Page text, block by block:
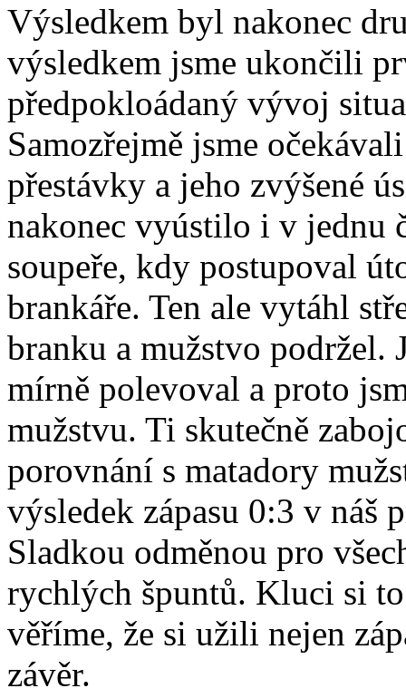
Výsledkem byl nakonec
výsledkem jsme ukončili
předpokloádaný vývoj
Samozřejmě jsme
přestávky a jeho zvýšené
nakonec vyústilo i v jednu
soupeře, kdy postupoval
brankáře. Ten ale vytáhl
branku a mužstvo podržel.
mírně polevoval a proto
mužstvu. Ti skutečně
porovnání s matadory
výsledek zápasu 0:3 v náš
Sladkou odměnou pro
rychlých špuntů. Kluci si
věříme, že si užili nejen
závěr.